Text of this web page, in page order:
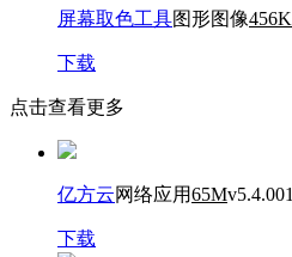
屏幕取色工具图形图像
下载
点击查看更多
亿方云网络应用65M
下载